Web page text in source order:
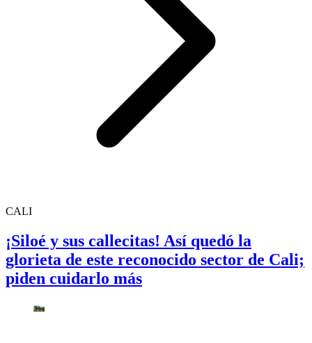
CALI
¡Siloé y sus callecitas! Así quedó la
glorieta de este reconocido sector de Cali;
piden cuidarlo más